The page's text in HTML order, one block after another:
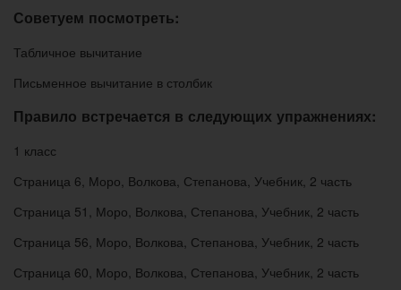
Советуем посмотреть:
Табличное вычитание
Письменное вычитание в столбик
Правило встречается в следующих упражнениях:
1 класс
Страница 6, Моро, Волкова, Степанова, Учебник, 2 часть
Страница 51, Моро, Волкова, Степанова, Учебник, 2 часть
Страница 56, Моро, Волкова, Степанова, Учебник, 2 часть
Страница 60, Моро, Волкова, Степанова, Учебник, 2 часть